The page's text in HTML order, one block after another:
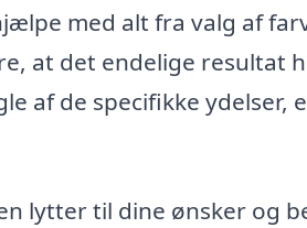
med alt fra valg af
at det endelige resultat
af de specifikke ydelser,
lytter til dine ønsker og